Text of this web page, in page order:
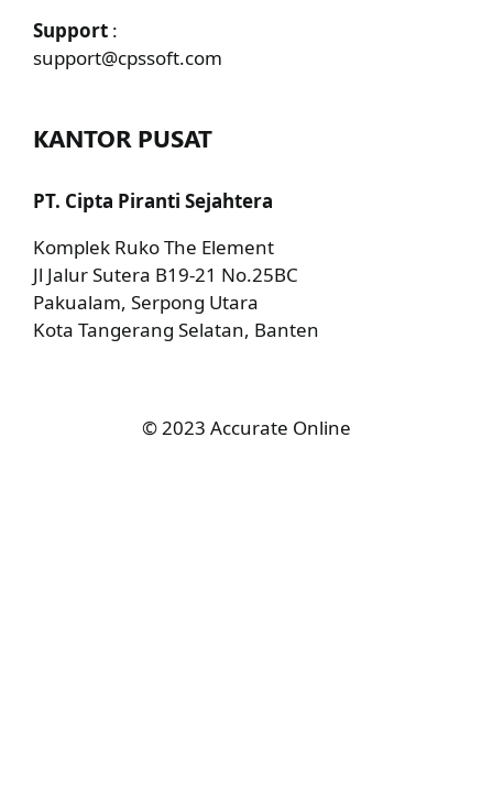
Support:
support@cpssoft.com
KANTOR PUSAT
PT. Cipta Piranti Sejahtera
Komplek Ruko The Element
Jl Jalur Sutera B19-21 No.25BC
Pakualam, Serpong Utara
Kota Tangerang Selatan, Banten
© 2023 Accurate Online